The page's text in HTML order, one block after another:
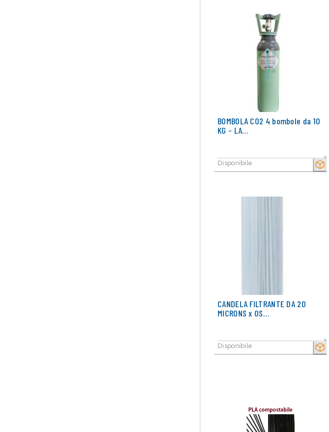
SECCO
BOMBOLA C02 4 bombole da 10
KG - LA…
Disponibile
SECCO
CANDELA FILTRANTE DA 20
MICRONS x OS…
Disponibile